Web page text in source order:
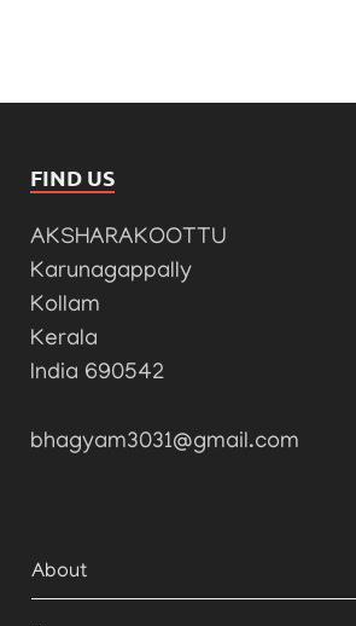
FIND US
AKSHARAKOOTTU
Karunagappally
Kollam
Kerala
India 690542
bhagyam3031@gmail.com
About